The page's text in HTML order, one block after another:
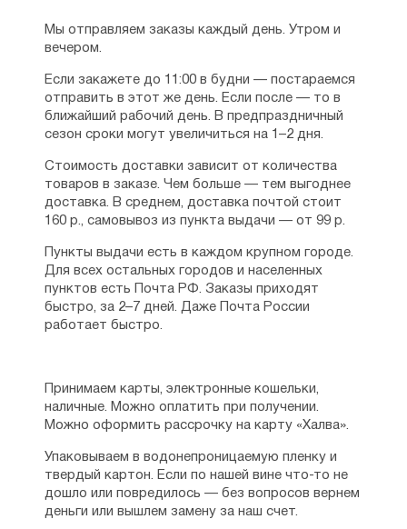
Мы отправляем заказы каждый день. Утром и
вечером.
Если закажете до 11:00 в будни — постараемся
отправить в этот же день. Если после — то в
ближайший рабочий день. В предпраздничный
сезон сроки могут увеличиться на 1–2 дня.
Стоимость доставки зависит от количества
товаров в заказе. Чем больше — тем выгоднее
доставка. В среднем, доставка почтой стоит
160 р., самовывоз из пункта выдачи — от 99 р.
Пункты выдачи есть в каждом крупном городе.
Для всех остальных городов и населенных
пунктов есть Почта РФ. Заказы приходят
быстро, за 2–7 дней. Даже Почта России
работает быстро.
Принимаем карты, электронные кошельки,
наличные. Можно оплатить при получении.
Можно оформить рассрочку на карту «Халва».
Упаковываем в водонепроницаемую пленку и
твердый картон. Если по нашей вине что-то не
дошло или повредилось — без вопросов вернем
деньги или вышлем замену за наш счет.